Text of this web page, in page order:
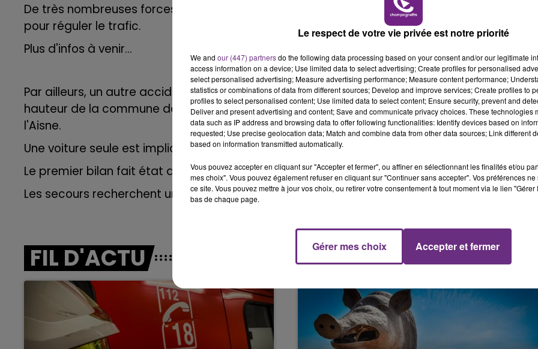
6h00 - 10h00
LA FAMILLE
10h00 - 14h00
LE TICKET DE CAISSE
De très nombreuses forces de secours sont présentes sur place, ainsi que la gendarmerie
pour réguler le trafic.
Plus d'infos à venir...
Par ailleurs, un autre accident est en cours actuellement sur l'autoroute A4 au km 105 à
hauteur de la commune de Sainte-Gemme, à la limite des départements de la Marne et
l'Aisne.
Une voiture seule est impliquée.
Le premier bilan fait état de trois blessés dont deux graves.
Les secours recherchent une quatrième personne.
FIL D'ACTU
10h00 - 14h00
LE TICKET DE CAISSE
14h00 - 15h00
Le respect de votre vie privée est notre priorité
We and our (447) partnersdo the following data processing based on your consent and/or our legitimate
access information on a device; Use limited data to select advertising; Create profiles for personalised
select personalised advertising; Measure advertising performance; Measure content performance;
statistics or combinations of data from different sources; Develop and improve services; Create profiles to
profiles to select personalised content; Use limited data to select content; Ensure security, prevent and
Deliver and present advertising and content; Save and communicate privacy choices. These technologies
data such as IP address and browsing data to offer following functionalities: Identify devices based on
requested; Use precise geolocation data; Match and combine data from other data sources; Link different
based on information transmitted automatically.
Vous pouvez accepter en cliquant sur "Accepter et fermer", ou affiner en sélectionnant les finalités et/ou
mes choix". Vous pouvez également refuser en cliquant sur "Continuer sans accepter". Vos préférences
ce site. Vous pouvez mettre à jour vos choix, ou retirer votre consentement à tout moment via le lien
bas de chaque page.
Gérer mes choix Accepter et fermer